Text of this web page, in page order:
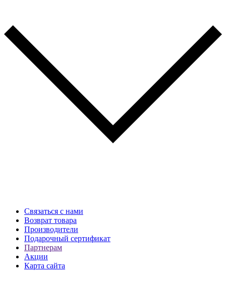
Связаться с нами
Возврат товара
Производители
Подарочный сертификат
Партнерам
Акции
Карта сайта